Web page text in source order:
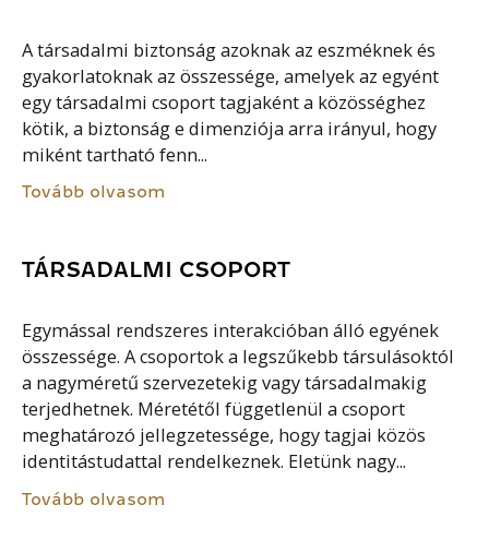
A társadalmi biztonság azoknak az eszméknek és
gyakorlatoknak az összessége, amelyek az egyént
egy társadalmi csoport tagjaként a közösséghez
kötik, a biztonság e dimenziója arra irányul, hogy
miként tartható fenn...
Tovább olvasom
TÁRSADALMI CSOPORT
Egymással rendszeres interakcióban álló egyének
összessége. A csoportok a legszűkebb társulásoktól
a nagyméretű szervezetekig vagy társadalmakig
terjedhetnek. Méretétől függetlenül a csoport
meghatározó jellegzetessége, hogy tagjai közös
identitástudattal rendelkeznek. Eletünk nagy...
Tovább olvasom